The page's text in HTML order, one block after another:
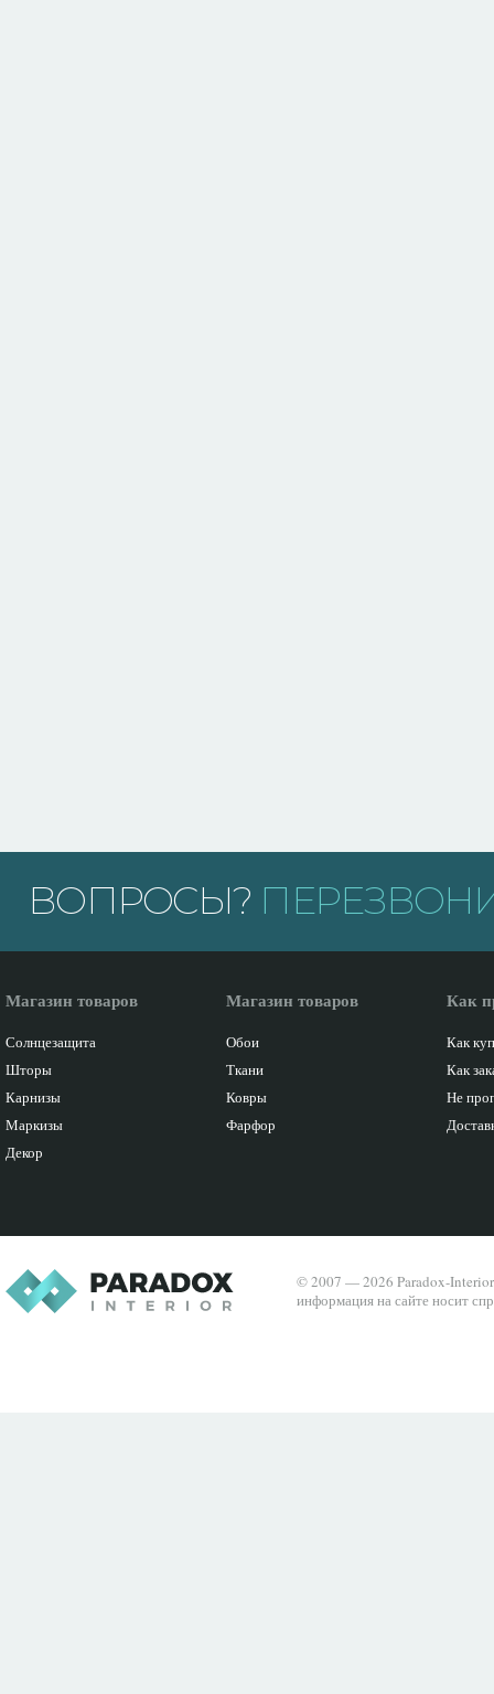
ВОПРОСЫ?
Магазин товаров
Солнцезащита
Шторы
Карнизы
Маркизы
Декор
Магазин товаров
Обои
Ткани
Ковры
Фарфор
Как
Как
Как
Не
© 2007 — 2026 Paradox-
информация на сайте носит